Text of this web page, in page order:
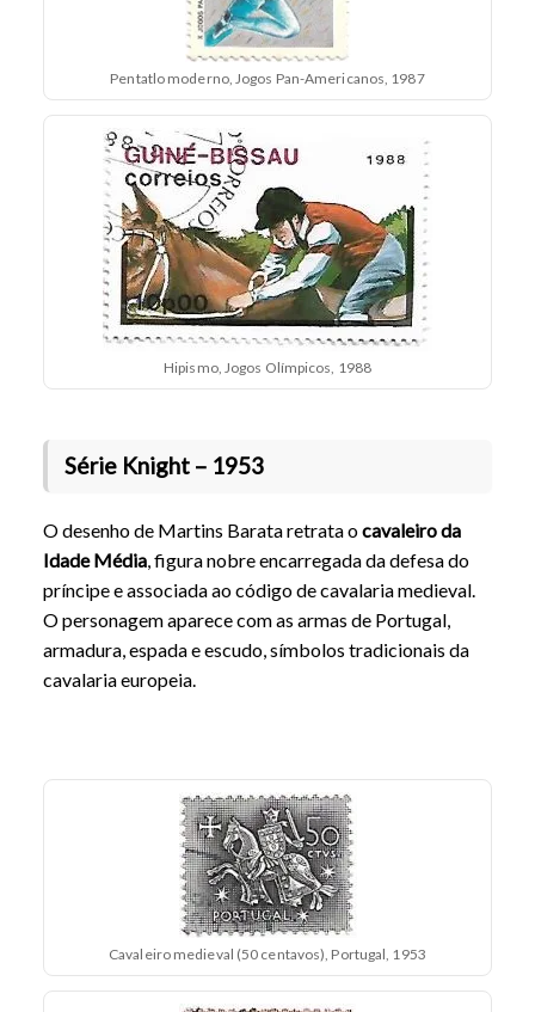
Pentatlo moderno, Jogos Pan-Americanos, 1987
Hipismo, Jogos Olímpicos, 1988
Série Knight – 1953
O desenho de Martins Barata retrata ocavaleiro da
Idade Média, figura nobre encarregada da defesa do
príncipe e associada ao código de cavalaria medieval.
O personagem aparece com as armas de Portugal,
armadura, espada e escudo, símbolos tradicionais da
cavalaria europeia.
Cavaleiro medieval (50 centavos), Portugal, 1953